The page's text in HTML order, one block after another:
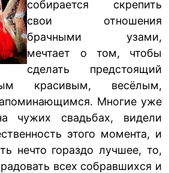
собирается скрепить
свои отношения
брачными узами,
мечтает о том, чтобы
сделать предстоящий
красивым, весёлым,
Многие уже
чужих свадьбах, видели
этого момента, и
нечто гораздо лучшее, то,
всех собравшихся и